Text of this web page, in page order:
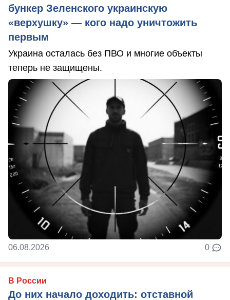
бункер Зеленского украинскую
«верхушку» — кого надо уничтожить
первым
Украина осталась без ПВО и многие объекты
теперь не защищены.
06.08.2026 0
В России
До них начало доходить: отставной